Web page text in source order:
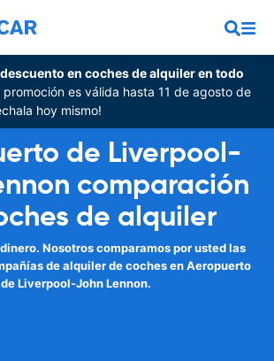
en coches de alquiler en todo
promoción es válida hasta 11 de agosto de
hoy mismo!
de Liverpool-
comparación
de alquiler
Nosotros comparamos por usted las
de alquiler de coches en Aeropuerto
de Liverpool-John Lennon.